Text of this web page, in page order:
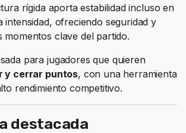
rígida aporta estabilidad incluso en
intensidad, ofreciendo seguridad y
momentos clave del partido.
para jugadores que quieren
y cerrar puntos, con una herramienta
rendimiento competitivo.
destacada